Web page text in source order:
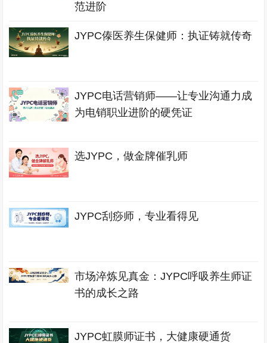
范进阶
JYPC傣医养生保健师：执证铸就传奇
JYPC电话营销师——让专业沟通力成
为电销职业进阶的硬凭证
选JYPC，做金牌催乳师
JYPC刮痧师，专业看得见
市场淬炼见真金：JYPC呼吸养生师证
书的成长之路
JYPC虹膜师证书，大健康硬通货